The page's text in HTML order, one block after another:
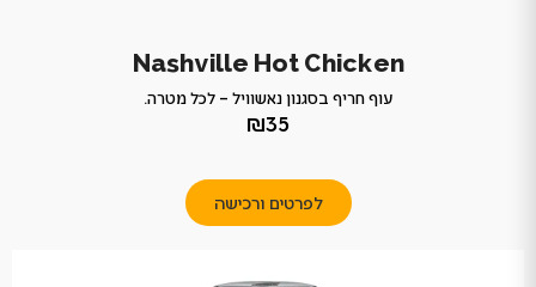
Nashville Hot Chicken
עוף חריף בסגנון נאשוויל – לכל מטרה.
₪35
לפרטים ורכישה